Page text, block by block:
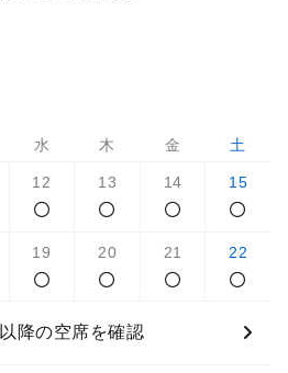
水 木 金 土
12 13 14 15
19 20 21 22
以降の空席を確認